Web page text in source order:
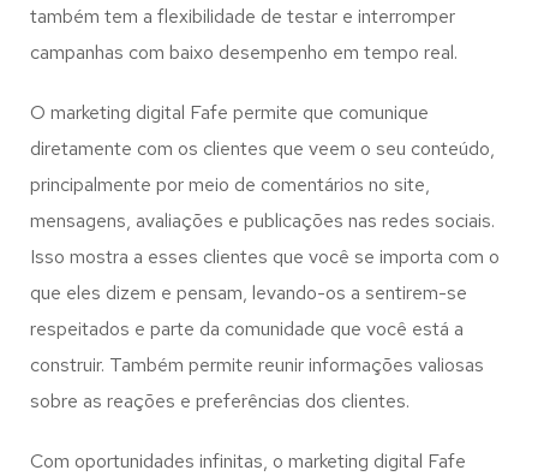
também tem a flexibilidade de testar e interromper
campanhas com baixo desempenho em tempo real.
O marketing digital Fafe permite que comunique
diretamente com os clientes que veem o seu conteúdo,
principalmente por meio de comentários no site,
mensagens, avaliações e publicações nas redes sociais.
Isso mostra a esses clientes que você se importa com o
que eles dizem e pensam, levando-os a sentirem-se
respeitados e parte da comunidade que você está a
construir. Também permite reunir informações valiosas
sobre as reações e preferências dos clientes.
Com oportunidades infinitas, o marketing digital Fafe